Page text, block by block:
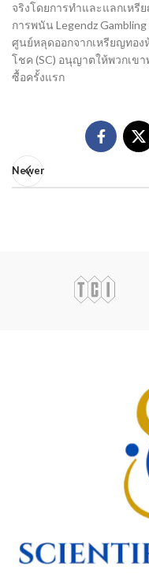
จริงโดยการทำและแลกเหรี
การพนัน Legendz
ศูนย์หลุดออกจากเหรียญทอง
โชค (SC) อนุญาตให้พวกเข
ซื้อครั้งแรก
Newer